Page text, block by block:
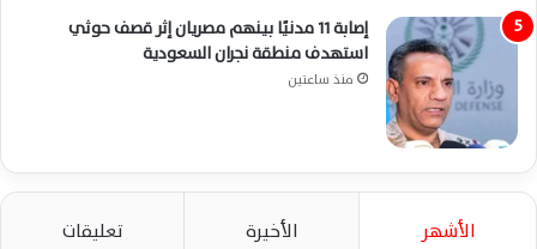
إصابة 11 مدنيًا بينهم مصريان إثر قصف حوثي
استهدف منطقة نجران السعودية
منذ ساعتين
الأشهر الأخيرة تعليقات